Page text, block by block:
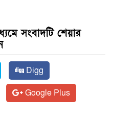
সংবাদটি শেয়ার
Digg
Google Plus